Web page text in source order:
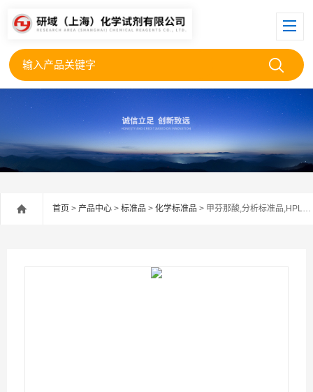
首页 > 产品中心 > 标准品 > 化学标准品 > 甲芬那酸,分析标准品,HPLC≥98%